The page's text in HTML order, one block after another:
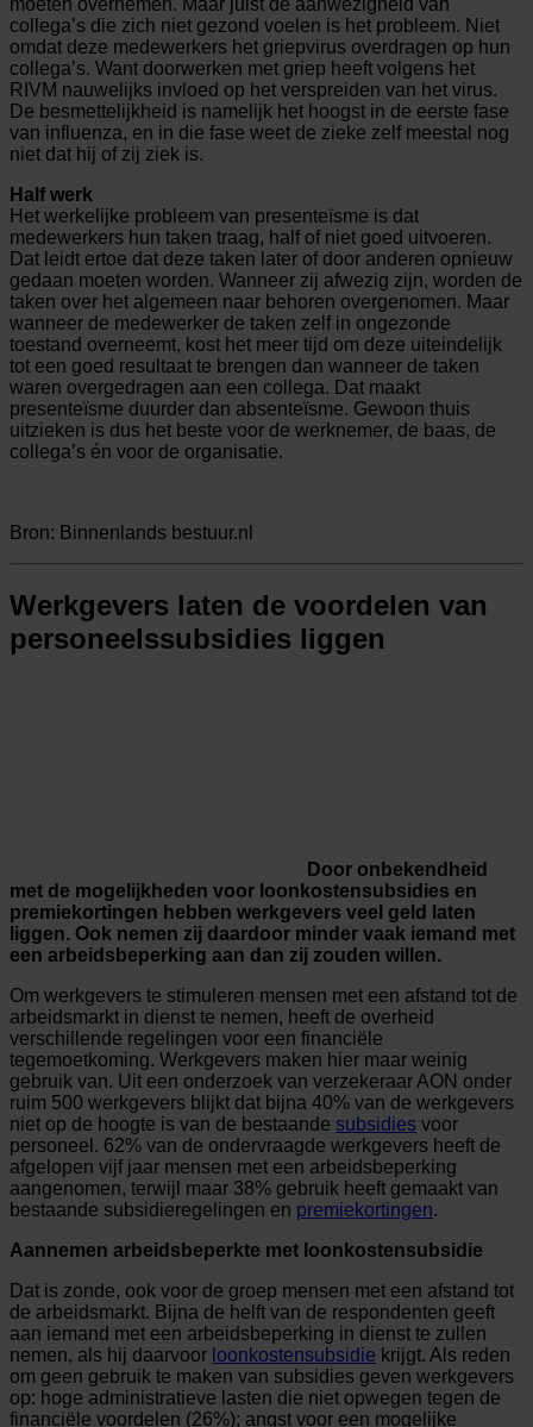
moeten overnemen. Maar juist de áánwezigheid van
collega’s die zich niet gezond voelen is het probleem. Niet
omdat deze medewerkers het griepvirus overdragen op hun
collega’s. Want doorwerken met griep heeft volgens het
RIVM nauwelijks invloed op het verspreiden van het virus.
De besmettelijkheid is namelijk het hoogst in de eerste fase
van influenza, en in die fase weet de zieke zelf meestal nog
niet dat hij of zij ziek is.
Half werk
Het werkelijke probleem van presenteïsme is dat
medewerkers hun taken traag, half of niet goed uitvoeren.
Dat leidt ertoe dat deze taken later of door anderen opnieuw
gedaan moeten worden. Wanneer zij afwezig zijn, worden de
taken over het algemeen naar behoren overgenomen. Maar
wanneer de medewerker de taken zelf in ongezonde
toestand overneemt, kost het meer tijd om deze uiteindelijk
tot een goed resultaat te brengen dan wanneer de taken
waren overgedragen aan een collega. Dat maakt
presenteïsme duurder dan absenteïsme. Gewoon thuis
uitzieken is dus het beste voor de werknemer, de baas, de
collega’s én voor de organisatie.
Bron: Binnenlands bestuur.nl
Werkgevers laten de voordelen van
personeelssubsidies liggen
Door onbekendheid
met de mogelijkheden voor loonkostensubsidies en
premiekortingen hebben werkgevers veel geld laten
liggen. Ook nemen zij daardoor minder vaak iemand met
een arbeidsbeperking aan dan zij zouden willen.
Om werkgevers te stimuleren mensen met een afstand tot de
arbeidsmarkt in dienst te nemen, heeft de overheid
verschillende regelingen voor een financiële
tegemoetkoming. Werkgevers maken hier maar weinig
gebruik van. Uit een onderzoek van verzekeraar AON onder
ruim 500 werkgevers blijkt dat bijna 40% van de werkgevers
niet op de hoogte is van de bestaande subsidies voor
personeel. 62% van de ondervraagde werkgevers heeft de
afgelopen vijf jaar mensen met een arbeidsbeperking
aangenomen, terwijl maar 38% gebruik heeft gemaakt van
bestaande subsidieregelingen en premiekortingen.
Aannemen arbeidsbeperkte met loonkostensubsidie
Dat is zonde, ook voor de groep mensen met een afstand tot
de arbeidsmarkt. Bijna de helft van de respondenten geeft
aan iemand met een arbeidsbeperking in dienst te zullen
nemen, als hij daarvoor loonkostensubsidie krijgt. Als reden
om geen gebruik te maken van subsidies geven werkgevers
op: hoge administratieve lasten die niet opwegen tegen de
financiële voordelen (26%); angst voor een mogelijke